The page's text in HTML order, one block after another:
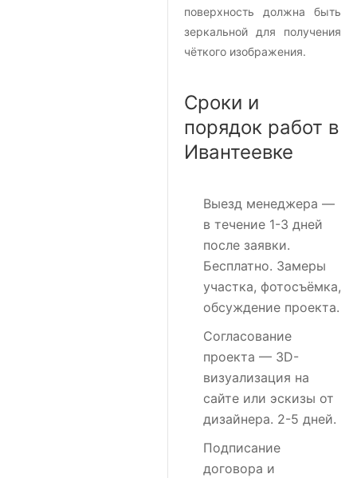
поверхность должна быть
зеркальной для получения
чёткого изображения.
Сроки и
порядок работ в
Ивантеевке
Выезд менеджера —
в течение 1-3 дней
после заявки.
Бесплатно. Замеры
участка, фотосъёмка,
обсуждение проекта.
Согласование
проекта — 3D-
визуализация на
сайте или эскизы от
дизайнера. 2-5 дней.
Подписание
договора и